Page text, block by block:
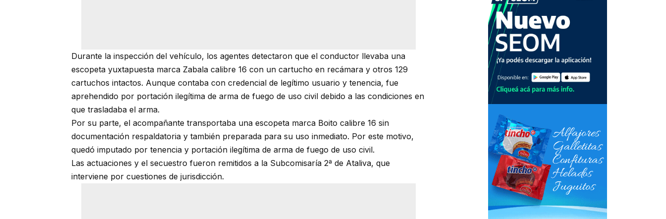
Durante la inspección del vehículo, los agentes detectaron que el conductor llevaba una
escopeta yuxtapuesta marca Zabala calibre 16 con un cartucho en recámara y otros 129
cartuchos intactos. Aunque contaba con credencial de legítimo usuario y tenencia, fue
aprehendido por portación ilegítima de arma de fuego de uso civil debido a las condiciones en
que trasladaba el arma.
Por su parte, el acompañante transportaba una escopeta marca Boito calibre 16 sin
documentación respaldatoria y también preparada para su uso inmediato. Por este motivo,
quedó imputado por tenencia y portación ilegítima de arma de fuego de uso civil.
Las actuaciones y el secuestro fueron remitidos a la Subcomisaría 2ª de Ataliva, que
interviene por cuestiones de jurisdicción.